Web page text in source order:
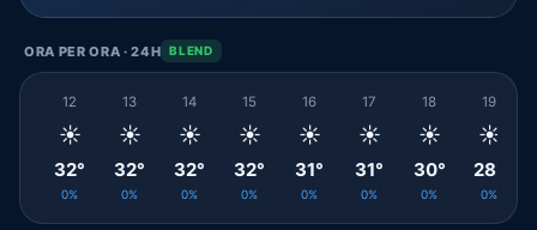
ORA PER ORA · 24H BLEND
12
☀️
32°
0%
13
☀️
32°
0%
14
☀️
32°
0%
15
☀️
32°
0%
16
☀️
31°
0%
17
☀️
31°
0%
18
☀️
30°
0%
19
☀️
28°
0%